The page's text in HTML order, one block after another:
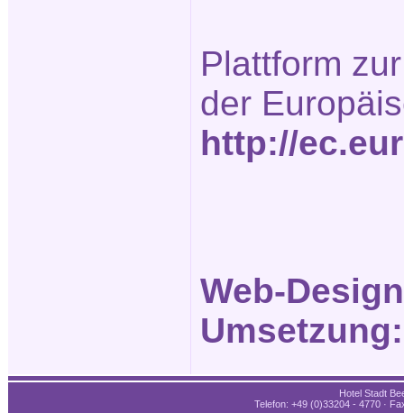
Plattform
der
http://
Web-
Hotel Stadt
Telefon: +49 (0)33204 - 4770 ·